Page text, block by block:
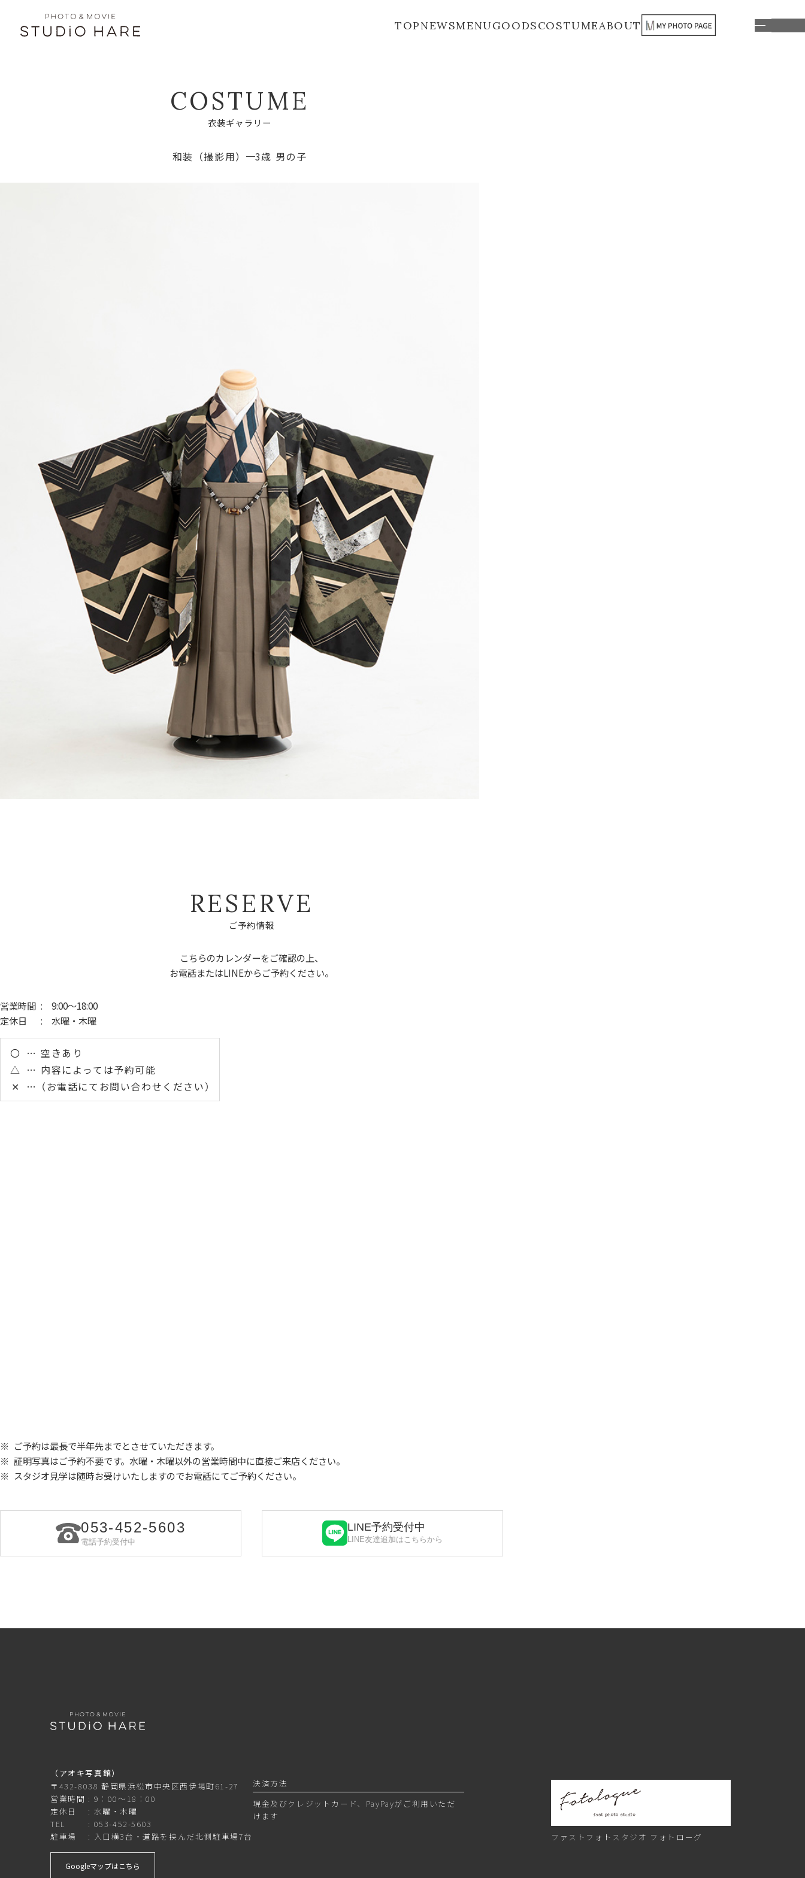
TOPNEWSMENUGOODSCOSTUMEABOUT
COSTUME
衣装ギャラ リ ー
和装（撮影用） 3歳 男の子
RESERVE
ご予約情報
こちらのカレンダーをご確認の上、
お電話またはLINEからご予約ください。
営業時間 : 9:00～18:00
定休日
: 水曜・木曜
〇
空きあり
△
内容によっては予約可能
✕
（お電話にてお問い合わせください）
ご予約は最長で半年先までとさせていただきます。
証明写真はご予約不要です。水曜・木曜以外の営業時間中に直接ご来店ください。
スタジオ見学は随時お受けいたしますのでお電話にてご予約ください。
053-452-5603
電話予約受付中
LINE予約受付中
LINE友達追加はこちらから
（アオキ写真館）
〒432-8038 静岡県浜松市中央区西伊場町61-27
営業時間
9：00～18：00
定休日
水曜・木曜
TEL
053-452-5603
駐車場
入口横3台・道路を挟んだ北側駐車場7台
Googleマップはこちら
決済方法
現金及びクレジットカード、PayPayがご利用いただ
けます
ファストフォトスタジオ フォトローグ